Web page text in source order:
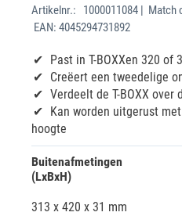
Artikelnr.:
1000011084 | Match
EAN: 4045294731892
Past in T-BOXXen 320 of
Creëert een tweedelige
Verdeelt de T-BOXX over
Kan worden uitgerust
hoogte
Buitenafmetingen
(LxBxH)
313 x 420 x 31 mm